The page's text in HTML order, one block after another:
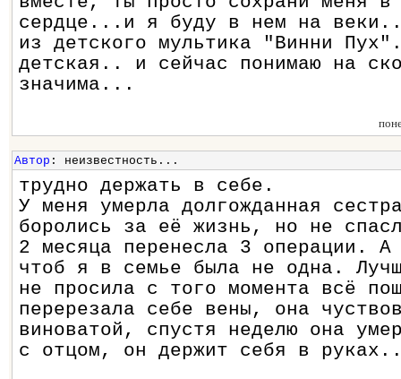
сердце...и я буду в нем на
из детского мультика "Винни
детская.. и сейчас понимаю на
значима...
Автор : неизвестность...
трудно держать в себе.
У меня умерла долгожданная
боролись за её жизнь, но не
2 месяца перенесла 3 операции.
чтоб я в семье была не одна.
не просила с того момента всё
перерезала себе вены, она
виноватой, спустя неделю она
с отцом, он держит себя в